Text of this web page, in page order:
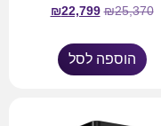
₪25,370
₪22,799
הוספה לסל